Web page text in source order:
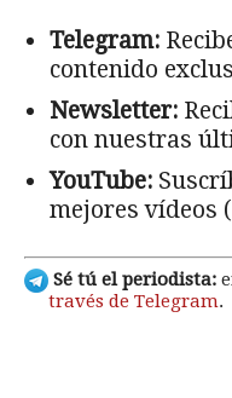
Telegram:
contenido
Newsletter:
con nuestras
YouTube:
mejores vídeos (
Sé tú el periodista:
través de Telegram.